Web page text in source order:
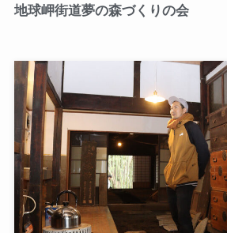
地球岬街道夢の森づくりの会